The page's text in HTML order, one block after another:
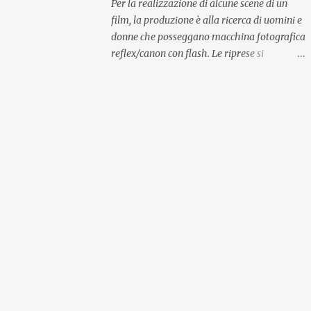
Per la realizzazione di alcune scene di un
film, la produzione è alla ricerca di uomini e
donne che posseggano macchina fotografica
reflex/canon con flash. Le riprese si